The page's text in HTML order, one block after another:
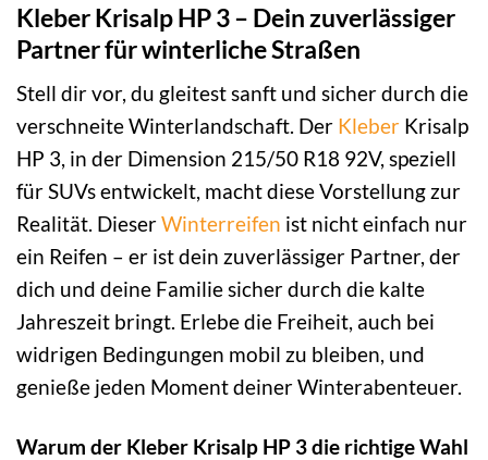
Kleber Krisalp HP 3 – Dein zuverlässiger
Partner für winterliche Straßen
Stell dir vor, du gleitest sanft und sicher durch die
verschneite Winterlandschaft. Der Kleber Krisalp
HP 3, in der Dimension 215/50 R18 92V, speziell
für SUVs entwickelt, macht diese Vorstellung zur
Realität. DieserWinterreifen ist nicht einfach nur
ein Reifen – er ist dein zuverlässiger Partner, der
dich und deine Familie sicher durch die kalte
Jahreszeit bringt. Erlebe die Freiheit, auch bei
widrigen Bedingungen mobil zu bleiben, und
genieße jeden Moment deiner Winterabenteuer.
Warum der Kleber Krisalp HP 3 die richtige Wahl